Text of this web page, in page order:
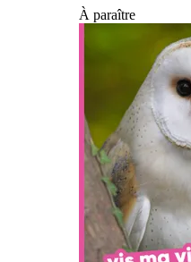
À paraître